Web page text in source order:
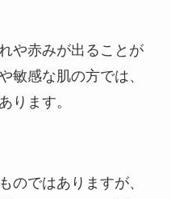
や赤みが出ることが
敏感な肌の方では、
ります。
のではありますが、